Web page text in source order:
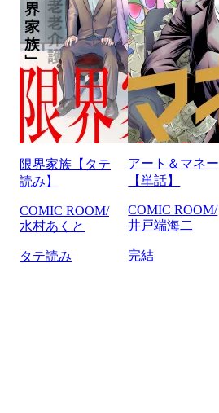
限界家族【タテ
読み】
COMIC ROOM/
水村あくと
タテ読み
アート＆マネー
【単話】
COMIC ROOM/
井戸端海二
完結